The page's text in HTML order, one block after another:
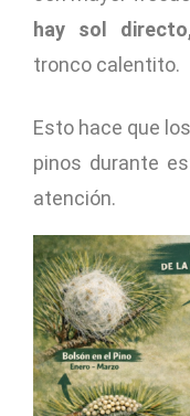
hay sol
tronco calentito.
Esto hace que
pinos durante
atención.